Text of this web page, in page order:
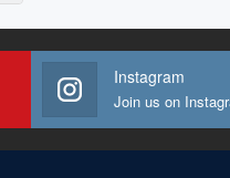
Instagram
Join us on